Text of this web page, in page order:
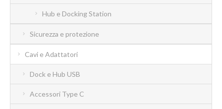
Hub e Docking Station
Sicurezza e protezione
Cavi e Adattatori
Dock e Hub USB
Accessori Type C